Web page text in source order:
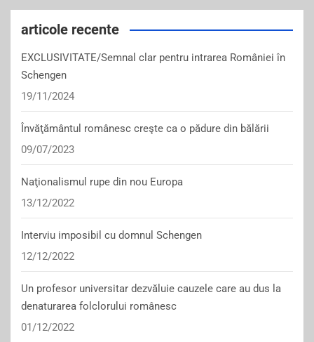
articole recente
EXCLUSIVITATE/Semnal clar pentru intrarea României în
Schengen
19/11/2024
Învăţământul românesc creşte ca o pădure din bălării
09/07/2023
Naţionalismul rupe din nou Europa
13/12/2022
Interviu imposibil cu domnul Schengen
12/12/2022
Un profesor universitar dezvăluie cauzele care au dus la
denaturarea folclorului românesc
01/12/2022